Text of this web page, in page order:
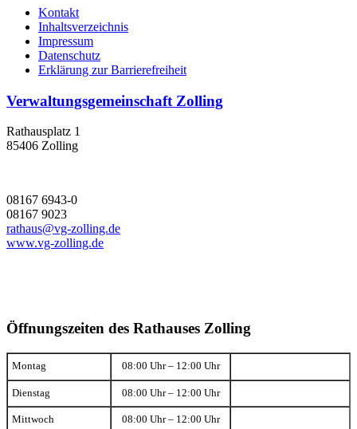
Kontakt
Inhaltsverzeichnis
Impressum
Datenschutz
Erklärung zur Barrierefreiheit
Verwaltungsgemeinschaft Zolling
Rathausplatz 1
85406 Zolling
08167 6943-0
08167 9023
rathaus@vg-zolling.de
www.vg-zolling.de
Öffnungszeiten des Rathauses Zolling
Montag 08:00 Uhr – 12:00 Uhr
Dienstag 08:00 Uhr – 12:00 Uhr
Mittwoch 08:00 Uhr – 12:00 Uhr